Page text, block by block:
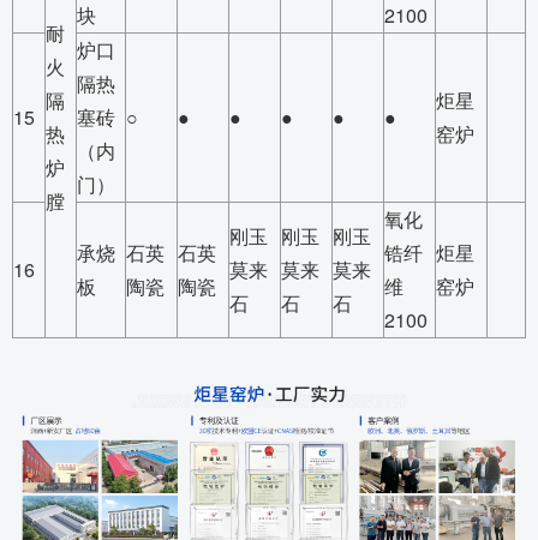
耐
火
隔
热
炉
膛
块
2100
15
炉口
隔热
塞砖
（内
门）
○ ● ● ● ● ●
炬星
窑炉
16
承烧
板
石英
陶瓷
石英
陶瓷
刚玉
莫来
石
刚玉
莫来
石
刚玉
莫来
石
氧化
锆纤
维
2100
炬星
窑炉